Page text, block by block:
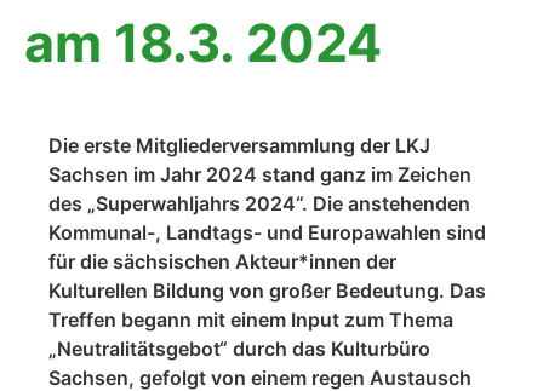
am 18.3. 2024
Die erste Mitgliederversammlung der LKJ
Sachsen im Jahr 2024 stand ganz im Zeichen
des „Superwahljahrs 2024“. Die anstehenden
Kommunal-, Landtags- und Europawahlen sind
für die sächsischen Akteur*innen der
Kulturellen Bildung von großer Bedeutung. Das
Treffen begann mit einem Input zum Thema
„Neutralitätsgebot“ durch das Kulturbüro
Sachsen, gefolgt von einem regen Austausch